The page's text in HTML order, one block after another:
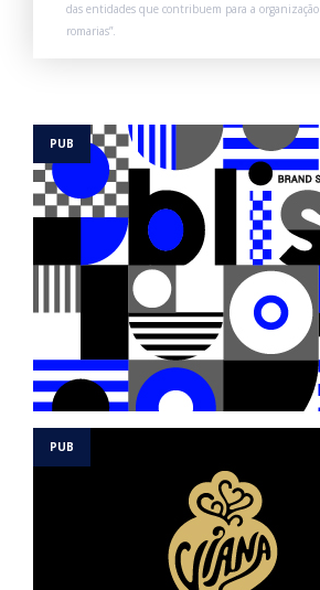
das entidades que contribuem para a organização
romarias”.